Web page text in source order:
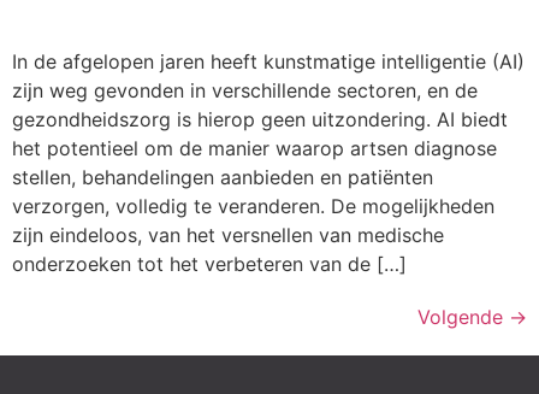
In de afgelopen jaren heeft kunstmatige intelligentie (AI)
zijn weg gevonden in verschillende sectoren, en de
gezondheidszorg is hierop geen uitzondering. AI biedt
het potentieel om de manier waarop artsen diagnose
stellen, behandelingen aanbieden en patiënten
verzorgen, volledig te veranderen. De mogelijkheden
zijn eindeloos, van het versnellen van medische
onderzoeken tot het verbeteren van de […]
Volgende →